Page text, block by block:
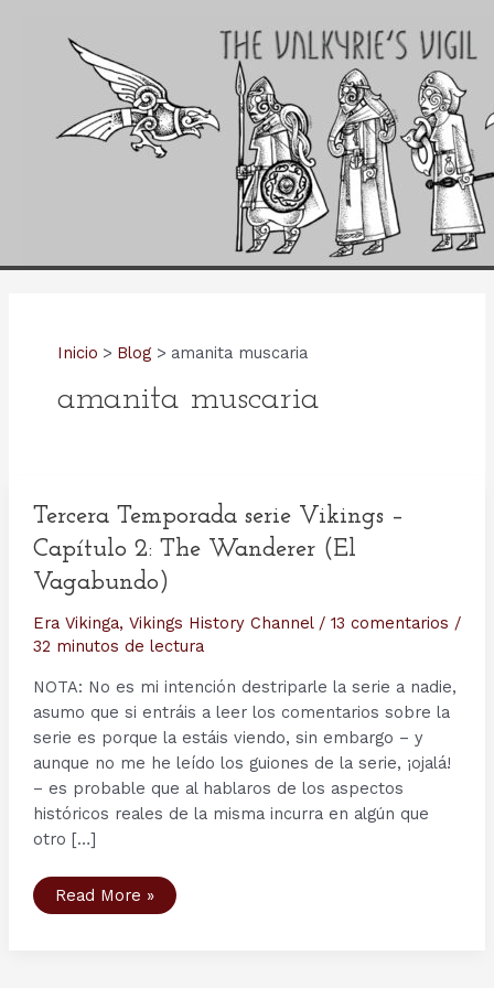
Inicio Blog amanita muscaria
amanita muscaria
Tercera Temporada serie Vikings –
Capítulo 2: The Wanderer (El
Vagabundo)
Era Vikinga, Vikings History Channel/ 13 comentarios /
32 minutos de lectura
NOTA: No es mi intención destriparle la serie a nadie,
asumo que si entráis a leer los comentarios sobre la
serie es porque la estáis viendo, sin embargo – y
aunque no me he leído los guiones de la serie, ¡ojalá!
– es probable que al hablaros de los aspectos
históricos reales de la misma incurra en algún que
otro […]
Tercera
Temporada
Read More »